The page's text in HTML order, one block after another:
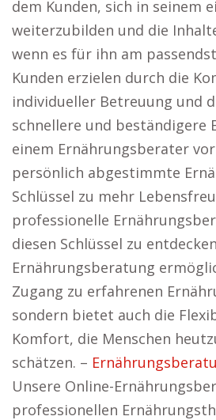
dem Kunden, sich in seinem
weiterzubilden und die
wenn es für ihn am
Kunden erzielen durch die
individueller Betreuung und
schnellere und beständigere
einem Ernährungsberater
persönlich abgestimmte
Schlüssel zu mehr
professionelle
diesen Schlüssel zu
Ernährungsberatung
Zugang zu erfahrenen
sondern bietet auch die
Komfort, die Menschen
schätzen. –
Unsere Online-
professionellen